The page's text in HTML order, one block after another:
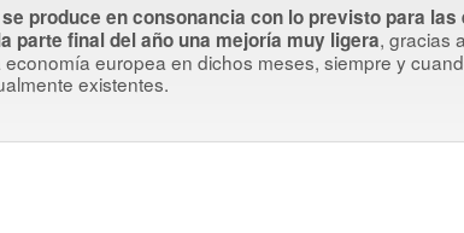
produce en consonancia con lo previsto para
parte final del año una mejoría muy ligera, gracias
economía europea en dichos meses, siempre y
existentes.